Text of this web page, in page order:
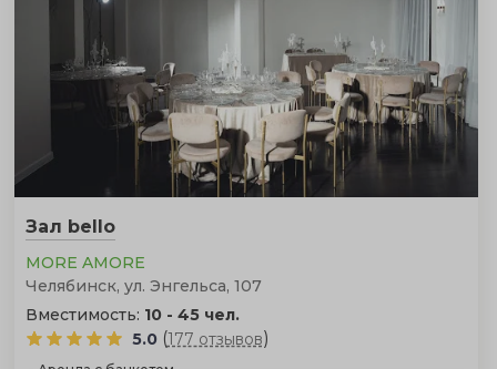
Зал bello
MORE AMORE
Челябинск, ул. Энгельса, 107
Вместимость: 10 - 45 чел.
5.0 (177 отзывов)